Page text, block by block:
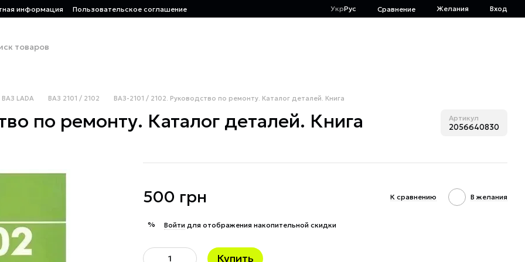
информация Пользовательское соглашение УкрРус Сравнение Желания Вход
ВАЗ LADA ВАЗ 2101 / 2102 ВАЗ-2101 / 2102. Руководство по ремонту. Каталог деталей. Книга
по ремонту. Каталог деталей. Книга Артикул
2056640830
500 грн К сравнению В желания
% Войти для отображения накопительной скидки
Купить